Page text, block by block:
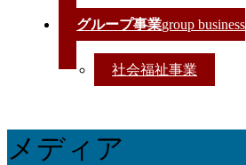
グループ事業group business
社会福祉事業
メディア